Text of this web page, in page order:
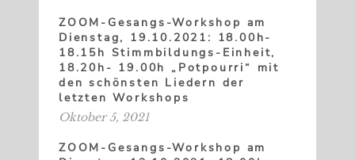
ZOOM-Gesangs-Workshop am
Dienstag, 19.10.2021: 18.00h-
18.15h Stimmbildungs-Einheit,
18.20h- 19.00h „Potpourri“ mit
den schönsten Liedern der
letzten Workshops
Oktober 5, 2021
ZOOM-Gesangs-Workshop am